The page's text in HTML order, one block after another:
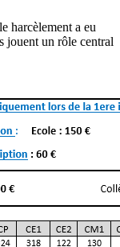
harcèlement a eu
jouent un rôle central